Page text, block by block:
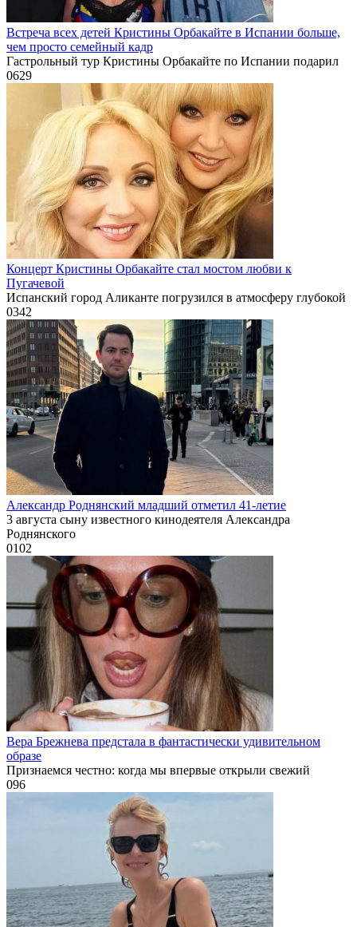
Встреча всех детей Кристины Орбакайте в Испании больше,
чем просто семейный кадр
Гастрольный тур Кристины Орбакайте по Испании подарил
0629
Концерт Кристины Орбакайте стал мостом любви к
Пугачевой
Испанский город Аликанте погрузился в атмосферу глубокой
0342
Александр Роднянский младший отметил 41-летие
3 августа сыну известного кинодеятеля Александра
Роднянского
0102
Вера Брежнева предстала в фантастически удивительном
образе
Признаемся честно: когда мы впервые открыли свежий
096